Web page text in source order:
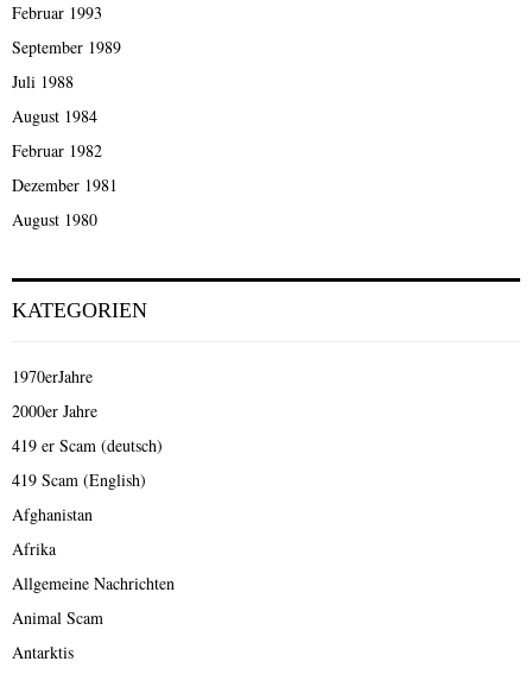
Februar 1993
September 1989
Juli 1988
August 1984
Februar 1982
Dezember 1981
August 1980
KATEGORIEN
1970erJahre
2000er Jahre
419 er Scam (deutsch)
419 Scam (English)
Afghanistan
Afrika
Allgemeine Nachrichten
Animal Scam
Antarktis